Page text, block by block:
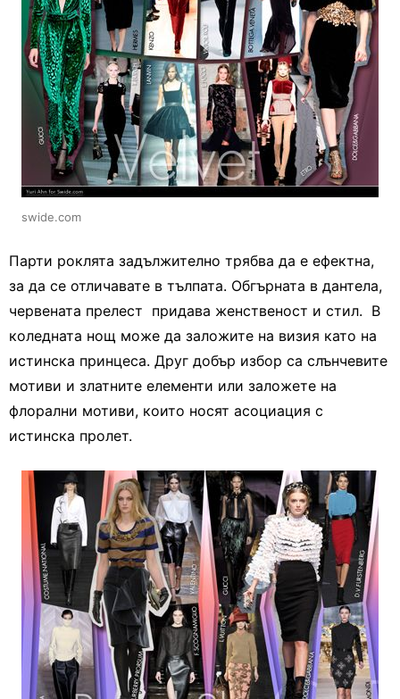
swide.com
Парти роклята задължително трябва да е ефектна,
за да се отличавате в тълпата. Обгърната в дантела,
червената прелест придава женственост и стил. В
коледната нощ може да заложите на визия като на
истинска принцеса. Друг добър избор са слънчевите
мотиви и златните елементи или заложете на
флорални мотиви, които носят асоциация с
истинска пролет.